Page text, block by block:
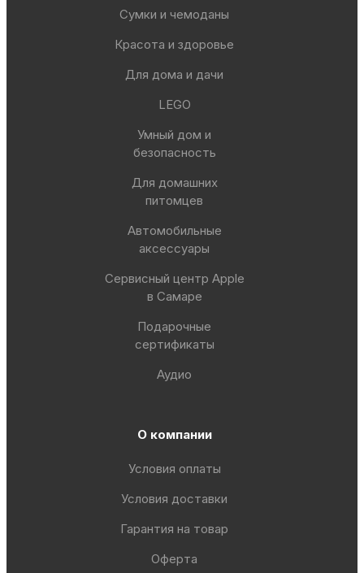
Сумки и чемоданы
Красота и здоровье
Для дома и дачи
LEGO
Умный дом и
безопасность
Для домашних
питомцев
Автомобильные
аксессуары
Сервисный центр Apple
в Самаре
Подарочные
сертификаты
Аудио
О компании
Условия оплаты
Условия доставки
Гарантия на товар
Оферта